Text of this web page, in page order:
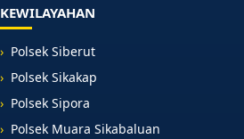
KEWILAYAHAN
Polsek Siberut
Polsek Sikakap
Polsek Sipora
Polsek Muara Sikabaluan